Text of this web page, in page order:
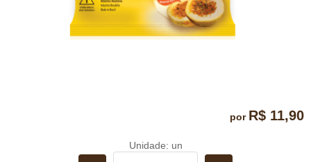
por R$ 11,90
Unidade: un